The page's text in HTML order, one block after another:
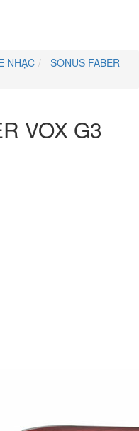
NHẠC
SONUS FABER
VOX G3